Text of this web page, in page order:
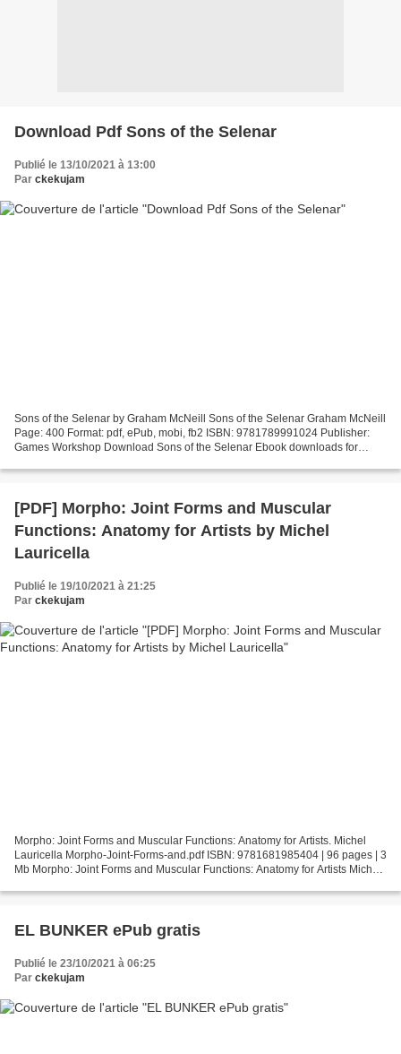
Download Pdf Sons of the Selenar
Publié le 13/10/2021 à 13:00
Par ckekujam
Sons of the Selenar by Graham McNeill Sons of the Selenar Graham McNeill
Page: 400 Format: pdf, ePub, mobi, fb2 ISBN: 9781789991024 Publisher:
Games Workshop Download Sons of the Selenar Ebook downloads for
[PDF] Morpho: Joint Forms and Muscular
Functions: Anatomy for Artists by Michel
Lauricella
Publié le 19/10/2021 à 21:25
Par ckekujam
Morpho: Joint Forms and Muscular Functions: Anatomy for Artists. Michel
Lauricella Morpho-Joint-Forms-and.pdf ISBN: 9781681985404 | 96 pages | 3
Mb Morpho: Joint Forms and Muscular Functions: Anatomy for Artists Michel
EL BUNKER ePub gratis
Publié le 23/10/2021 à 06:25
Par ckekujam